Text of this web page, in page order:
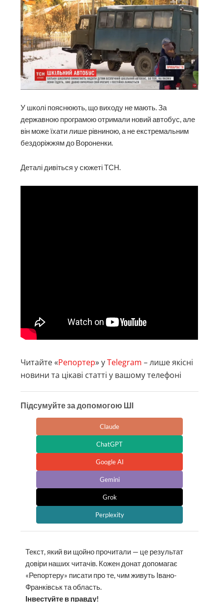
У школі пояснюють, що виходу не мають. За
державною програмою отримали новий автобус, але
він може їхати лише рівниною, а не екстремальним
бездоріжжям до Вороненки.
Деталі дивіться у сюжеті ТСН.
Читайте «Репортер» уTelegram – лише якісні
новини та цікаві статті у вашому телефоні
Підсумуйте за допомогою ШІ
Claude
ChatGPT
Google AI
Gemini
Grok
Perplexity
Текст, який ви щойно прочитали — це результат
довіри наших читачів. Кожен донат допомагає
«Репортеру» писати про те, чим живуть Івано-
Франківськ та область.
Інвестуйте в правду!